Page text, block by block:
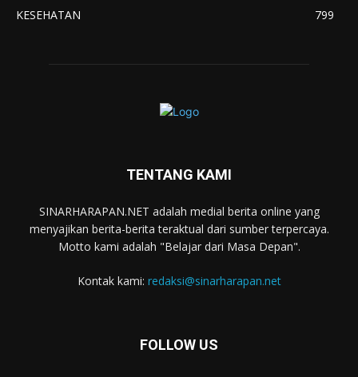
KESEHATAN
799
TENTANG KAMI
SINARHARAPAN.NET adalah medial berita online yang
menyajikan berita-berita teraktual dari sumber terpercaya.
Motto kami adalah "Belajar dari Masa Depan".
Kontak kami: redaksi@sinarharapan.net
FOLLOW US